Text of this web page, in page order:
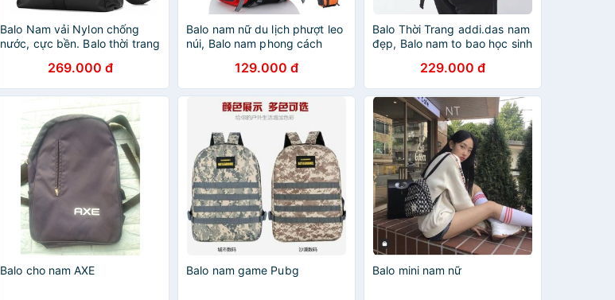
Balo Nam vải Nylon chống
nước, cực bền. Balo thời trang
269.000 đ
Balo nam nữ du lịch phượt leo
núi, Balo nam phong cách
129.000 đ
Balo Thời Trang addi.das nam
đẹp, Balo nam to bao học sinh
229.000 đ
Balo cho nam AXE Balo nam game Pubg Balo mini nam nữ